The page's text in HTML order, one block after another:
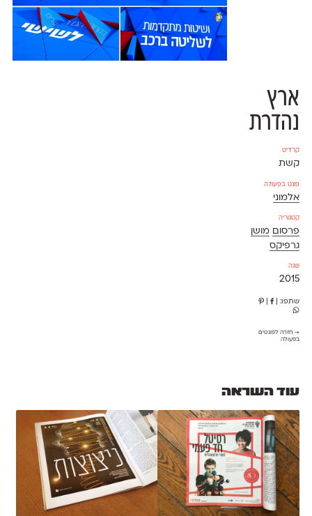
ארץ
נהדרת
קרדיט
קשת
פונט בפעולה
אלמוני
קטגוריה
פרסום מושן
גרפיקס
שנה
2015
שתפו: |
→ חזרה לפונטים
בפעולה
עוד השראה